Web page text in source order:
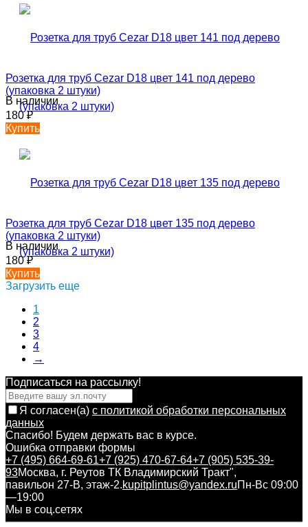
Розетка для труб Cezar D18 цвет 141 под дерево
(упаковка 2 штуки)
В наличии
180₽
Купить
Розетка для труб Cezar D18 цвет 135 под дерево
(упаковка 2 штуки)
В наличии
180₽
Купить
Загрузить еще
1
2
3
4
→
Подписаться на рассылкy!
Я согласен(a) с политикой обработки персональных
данных
Спасибо! Будем держать вас в курсе.
Ошибка отправки формы
+7 (495) 664-69-61+7 (925) 470-67-64+7 (905) 535-39-
93Москва, г. Реутов ТК Владимирский Тракт",
павильон 27-В, этаж-2.kupitplintus@yandex.ruПн-Вс 09:00
—19:00
Мы в соц.сетях